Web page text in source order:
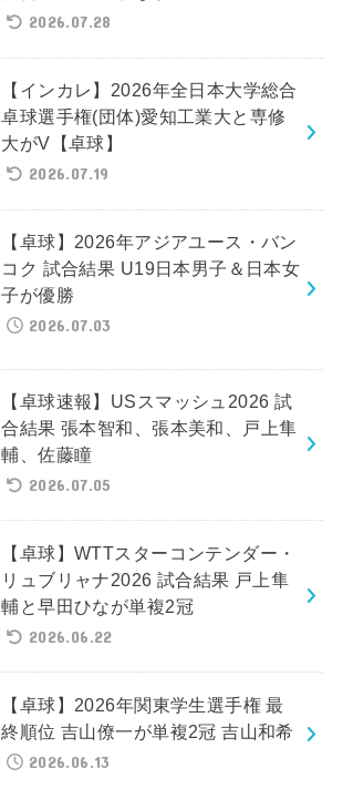
2026.07.28
【インカレ】2026年全日本大学総合
卓球選手権(団体)愛知工業大と専修
大がV【卓球】
2026.07.19
【卓球】2026年アジアユース・バン
コク 試合結果 U19日本男子＆日本女
子が優勝
2026.07.03
【卓球速報】USスマッシュ2026 試
合結果 張本智和、張本美和、戸上隼
輔、佐藤瞳
2026.07.05
【卓球】WTTスターコンテンダー・
リュブリャナ2026 試合結果 戸上隼
輔と早田ひなが単複2冠
2026.06.22
【卓球】2026年関東学生選手権 最
終順位 吉山僚一が単複2冠 吉山和希
2026.06.13